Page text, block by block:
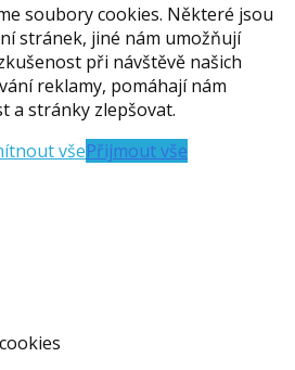
soubory cookies. Některé jsou
stránek, jiné nám umožňují
při návštěvě našich
reklamy, pomáhají nám
a stránky zlepšovat.
všePřijmout vše